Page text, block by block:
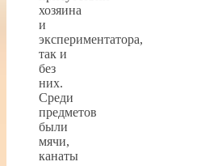
хозяина
и
экспериментатора,
так и
без
них.
Среди
предметов
были
мячи,
канаты